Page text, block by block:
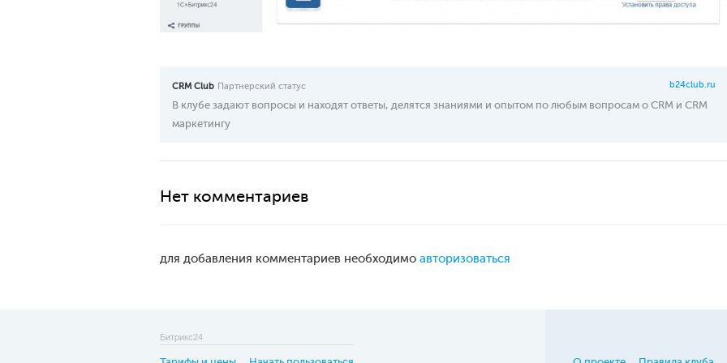
CRM Club Партнерский статус b24club.ru
В клубе задают вопросы и находят ответы, делятся знаниями и опытом по любым вопросам о CRM и CRM
маркетингу
Нет комментариев
для добавления комментариев необходимо авторизоваться
Битрикс24